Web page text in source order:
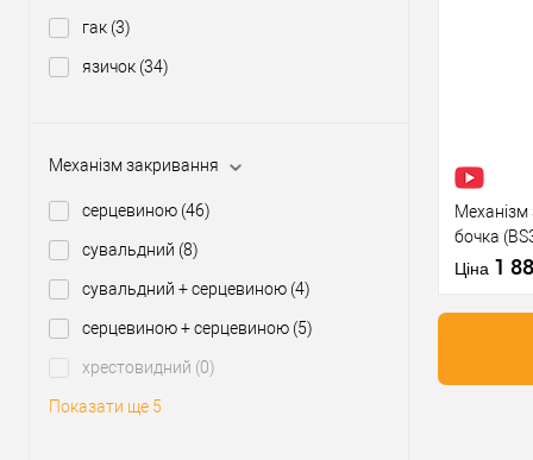
гак (3)
язичок (34)
Механізм закривання
серцевиною (46)
сувальдний (8)
сувальдний + серцевиною (4)
серцевиною + серцевиною (5)
хрестовидний (0)
Показати ще 5
У
Виробник
Тип товару
Матеріал
Країна
Статус
Механізм
бочка
Ціна 1